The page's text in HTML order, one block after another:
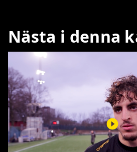
Nästa i denna